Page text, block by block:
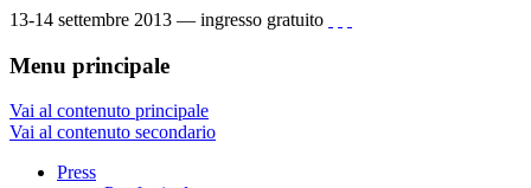
13-14 settembre 2013 — ingresso gratuito
Menu principale
Vai al contenuto principale
Vai al contenuto secondario
Press